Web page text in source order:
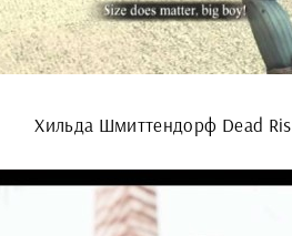
Хильда Шмиттендорф Dead